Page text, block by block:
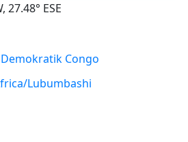
27.48° ESE
Congo
Lubumbashi